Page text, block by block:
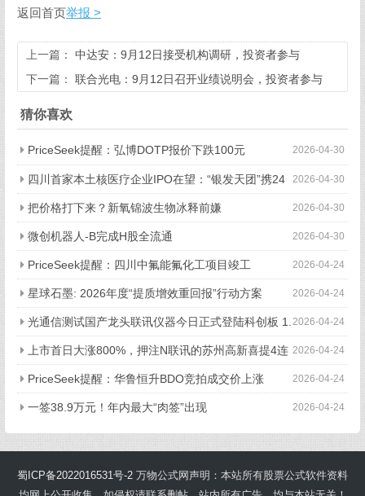
返回首页举报 >
上一篇： 中达安：9月12日接受机构调研，投资者参与
下一篇： 联合光电：9月12日召开业绩说明会，投资者参与
猜你喜欢
2026-04-30
PriceSeek提醒：弘博DOTP报价下跌100元
2026-04-30
四川首家本土核医疗企业IPO在望：“银发天团”携24
亿元资本冲刺核药自主之路 | 万千气象看四川·活力四川行2026-04-30
把价格打下来？新氧锦波生物冰释前嫌
2026-04-30
微创机器人-B完成H股全流通
2026-04-24
PriceSeek提醒：四川中氟能氟化工项目竣工
2026-04-24
星球石墨: 2026年度“提质增效重回报”行动方案
2026-04-24
光通信测试国产龙头联讯仪器今日正式登陆科创板 1.
6T测试能力跻身全球前列 2026-04-24
上市首日大涨800%，押注N联讯的苏州高新喜提4连
板 2026-04-24
PriceSeek提醒：华鲁恒升BDO竞拍成交价上涨
2026-04-24
一签38.9万元！年内最大“肉签”出现
蜀ICP备2022016531号-2 万物公式网声明：本站所有股票公式软件资料